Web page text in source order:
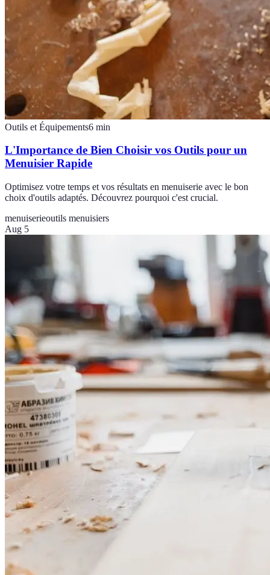
Outils et Équipements6 min
L'Importance de Bien Choisir vos Outils pour un
Menuisier Rapide
Optimisez votre temps et vos résultats en menuiserie avec le bon
choix d'outils adaptés. Découvrez pourquoi c'est crucial.
menuiserieoutils menuisiers
Aug 5